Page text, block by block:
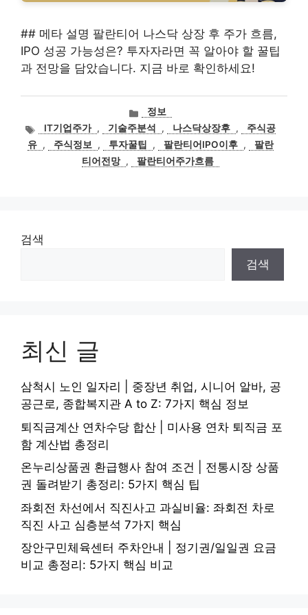
## 메타 설명 팔란티어 나스닥 상장 후 주가 흐름,
IPO 성공 가능성은? 투자자라면 꼭 알아야 할 꿀팁
과 전망을 담았습니다. 지금 바로 확인하세요!
카
테
고
리
정보
태IT기업주가 , 기술주분석 , 나스닥상장후 ,
주식공
유 , 주식정보 , 투자꿀팁 , 팔란티어IPO이후 ,
팔란
티어전망 , 팔란티어주가흐름
검색
검색
최신 글
삼척시 노인 일자리 | 중장년 취업, 시니어 알바, 공
공근로, 종합복지관 A to Z: 7가지 핵심 정보
퇴직금계산 연차수당 합산 | 미사용 연차 퇴직금 포
함 계산법 총정리
온누리상품권 환급행사 참여 조건 | 전통시장 상품
권 돌려받기 총정리: 5가지 핵심 팁
좌회전 차선에서 직진사고 과실비율: 좌회전 차로
직진 사고 심층분석 7가지 핵심
장안구민체육센터 주차안내 | 정기권/일일권 요금
비교 총정리: 5가지 핵심 비교